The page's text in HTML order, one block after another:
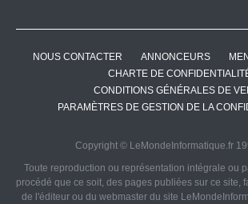
NOUS CONTACTER ANNONCEURS
CHARTE DE
CONDITIONS GÉNÉRALES DE
PARAMÈTRES DE GESTION DE LA
Copyright © LeMondeInformatique.fr
Toute reproduction ou représentation intégrale ou
procédé que ce soit, des pages publiées sur ce site,
de l'éditeur ou du webmaster du site